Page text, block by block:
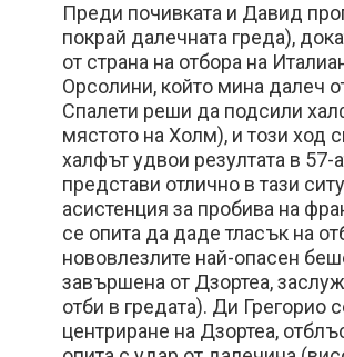
Преди почивката и Давид
покрай далечната греда),
от страна на отбора на
Орсолини, който мина далеч
Спалети реши да подсили
мястото на Холм), и този ход
халфът удвои резултата в
представи отлично в тази
асистенция за пробива на
се опита да даде тласък на
нововлезлите най-опасен
завършена от Дзортеа,
отби в гредата). Ди Грегорио
центриране на Дзортеа,